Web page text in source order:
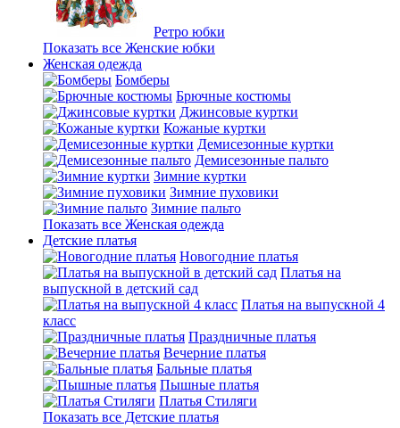
Ретро юбки
Показать все Женские юбки
Женская одежда
Бомберы
Брючные костюмы
Джинсовые куртки
Кожаные куртки
Демисезонные куртки
Демисезонные пальто
Зимние куртки
Зимние пуховики
Зимние пальто
Показать все Женская одежда
Детские платья
Новогодние платья
Платья на
выпускной в детский сад
Платья на выпускной 4
класс
Праздничные платья
Вечерние платья
Бальные платья
Пышные платья
Платья Стиляги
Показать все Детские платья